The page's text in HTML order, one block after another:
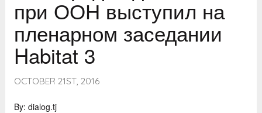
при ООН выступил на
пленарном заседании
Habitat 3
OCTOBER 21ST, 2016
By: dialog.tj